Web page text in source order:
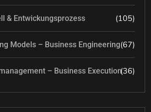
& Entwickungsprozess (105)
Models – Business Engineering(67)
– Business Execution(36)